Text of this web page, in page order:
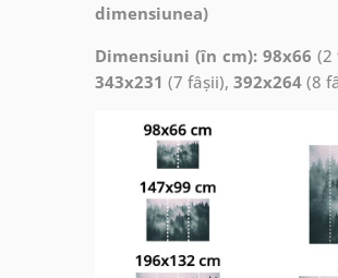
dimensiunea)
Dimensiuni (în cm): 98x66 (2
343x231 (7 fâșii), 392x264 (8